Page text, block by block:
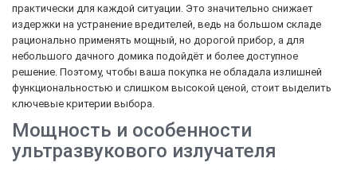
практически для каждой ситуации. Это значительно снижает
издержки на устранение вредителей, ведь на большом складе
рационально применять мощный, но дорогой прибор, а для
небольшого дачного домика подойдёт и более доступное
решение. Поэтому, чтобы ваша покупка не обладала излишней
функциональностью и слишком высокой ценой, стоит выделить
ключевые критерии выбора.
Мощность и особенности
ультразвукового излучателя